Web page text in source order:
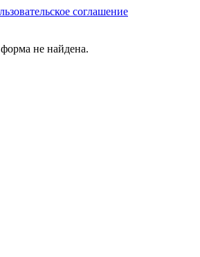
соглашение
не найдена.